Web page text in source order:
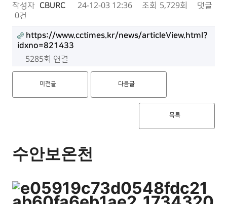
작성자 CBURC 24-12-03 12:36 조회 5,729회
댓글
0건
https://www.cctimes.kr/news/articleView.html?
idxno=821433
5285회 연결
이전글 다음글
목록
수안보온천